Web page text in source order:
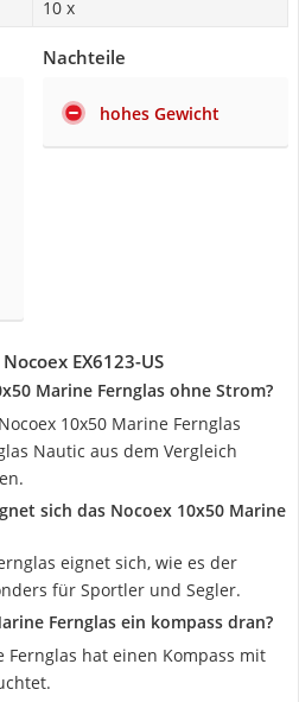
10 x
Nachteile
hohes Gewicht
EX6123-US
Marine Fernglas ohne Strom?
10x50 Marine Fernglas
Nautic aus dem Vergleich
sich das Nocoex 10x50 Marine
eignet sich, wie es der
für Sportler und Segler.
Fernglas ein kompass dran?
Fernglas hat einen Kompass mit